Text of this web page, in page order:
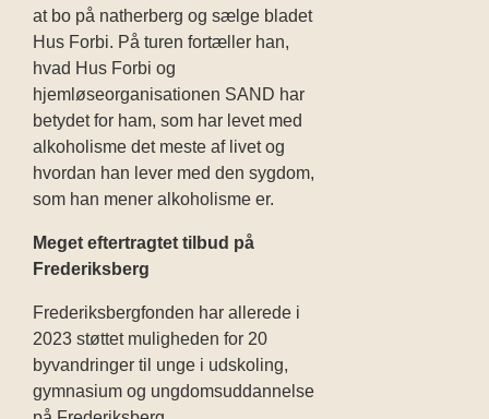
at bo på natherberg og sælge bladet
Hus Forbi. På turen fortæller han,
hvad Hus Forbi og
hjemløseorganisationen SAND har
betydet for ham, som har levet med
alkoholisme det meste af livet og
hvordan han lever med den sygdom,
som han mener alkoholisme er.
Meget eftertragtet tilbud på
Frederiksberg
Frederiksbergfonden har allerede i
2023 støttet muligheden for 20
byvandringer til unge i udskoling,
gymnasium og ungdomsuddannelse